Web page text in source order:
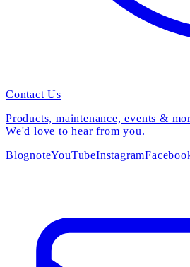
Contact Us
Products, maintenance, events &
We'd love to hear from you.
BlognoteYouTubeInstagram